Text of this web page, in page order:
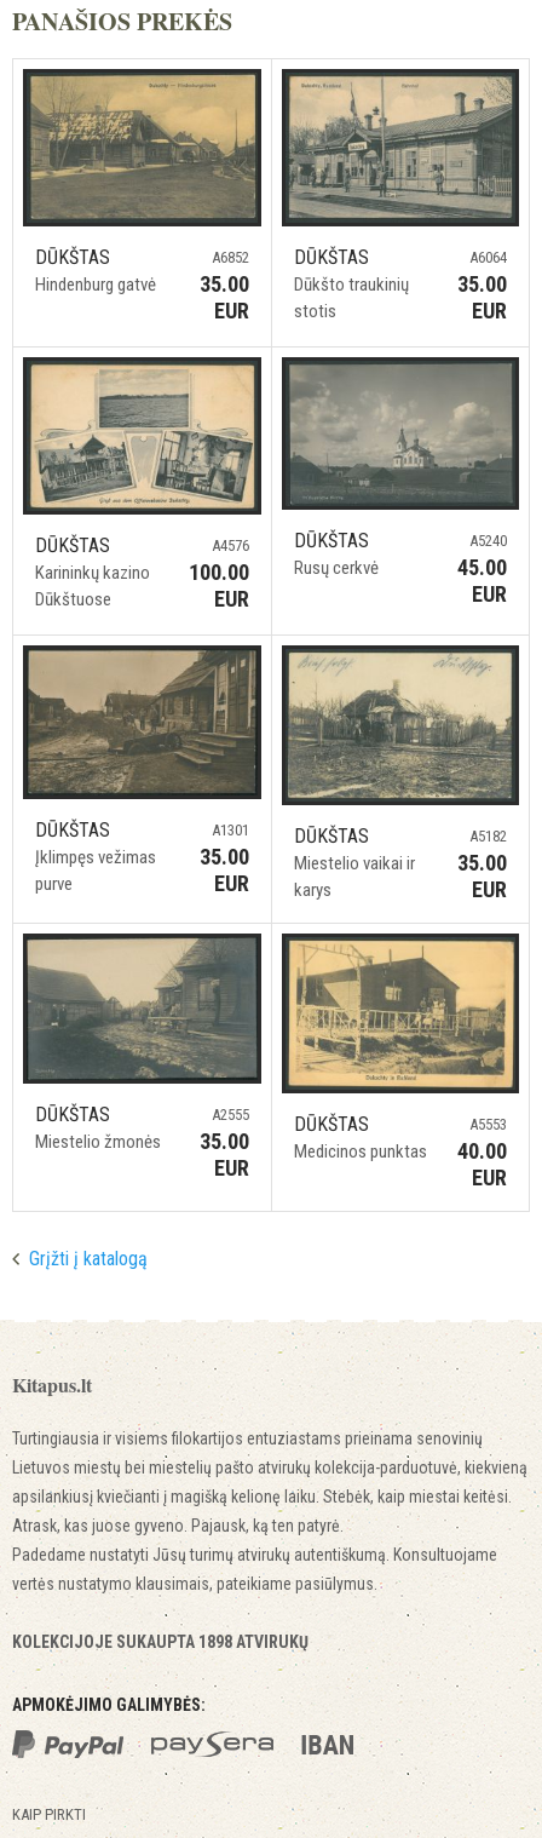
PANAŠIOS PREKĖS
DŪKŠTAS
Hindenburg gatvė
A6852
35.00
EUR
DŪKŠTAS
Dūkšto traukinių
stotis
A6064
35.00
EUR
DŪKŠTAS
Karininkų kazino
Dūkštuose
A4576
100.00
EUR
DŪKŠTAS
Rusų cerkvė
A5240
45.00
EUR
DŪKŠTAS
Įklimpęs vežimas
purve
A1301
35.00
EUR
DŪKŠTAS
Miestelio vaikai ir
karys
A5182
35.00
EUR
DŪKŠTAS
Miestelio žmonės
A2555
35.00
EUR
DŪKŠTAS
Medicinos punktas
A5553
40.00
EUR
Grįžti į katalogą
Kitapus.lt
Turtingiausia ir visiems filokartijos entuziastams prieinama senovinių
Lietuvos miestų bei miestelių pašto atvirukų kolekcija-parduotuvė, kiekvieną
apsilankiusį kviečianti į magišką kelionę laiku. Stebėk, kaip miestai keitėsi.
Atrask, kas juose gyveno. Pajausk, ką ten patyrė.
Padedame nustatyti Jūsų turimų atvirukų autentiškumą. Konsultuojame
vertės nustatymo klausimais, pateikiame pasiūlymus.
KOLEKCIJOJE SUKAUPTA 1898 ATVIRUKŲ
APMOKĖJIMO GALIMYBĖS:
KAIP PIRKTI